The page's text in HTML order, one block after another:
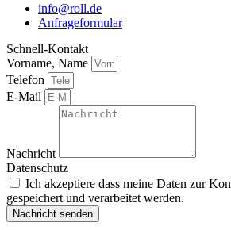
info@roll.de
Anfrageformular
Schnell-Kontakt
Vorname, Name
Telefon
E-Mail
Nachricht
Datenschutz
Ich akzeptiere dass meine Daten zur
gespeichert und verarbeitet werden.
Nachricht senden